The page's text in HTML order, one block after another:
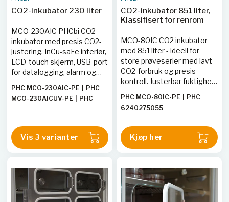
CO2-inkubator 230 liter
MCO-230AIC PHCbi CO2
inkubator med presis CO2-
justering, InCu-saFe interiør,
LCD-touch skjerm, USB-port
for datalogging, alarm og
PHC MCO-230AIC-PE
PHC
MCO-230AICUV-PE
PHC
Vis 3 varianter
CO2-inkubator 851 liter,
Klassifisert for renrom
MCO-80IC CO2 inkubator
med 851 liter - ideell for
store prøveserier med lavt
CO2-forbruk og presis
kontroll. Justerbar fuktighet
alarmsystem.
PHC MCO-80IC-PE
PHC
6240275055
Kjøp her